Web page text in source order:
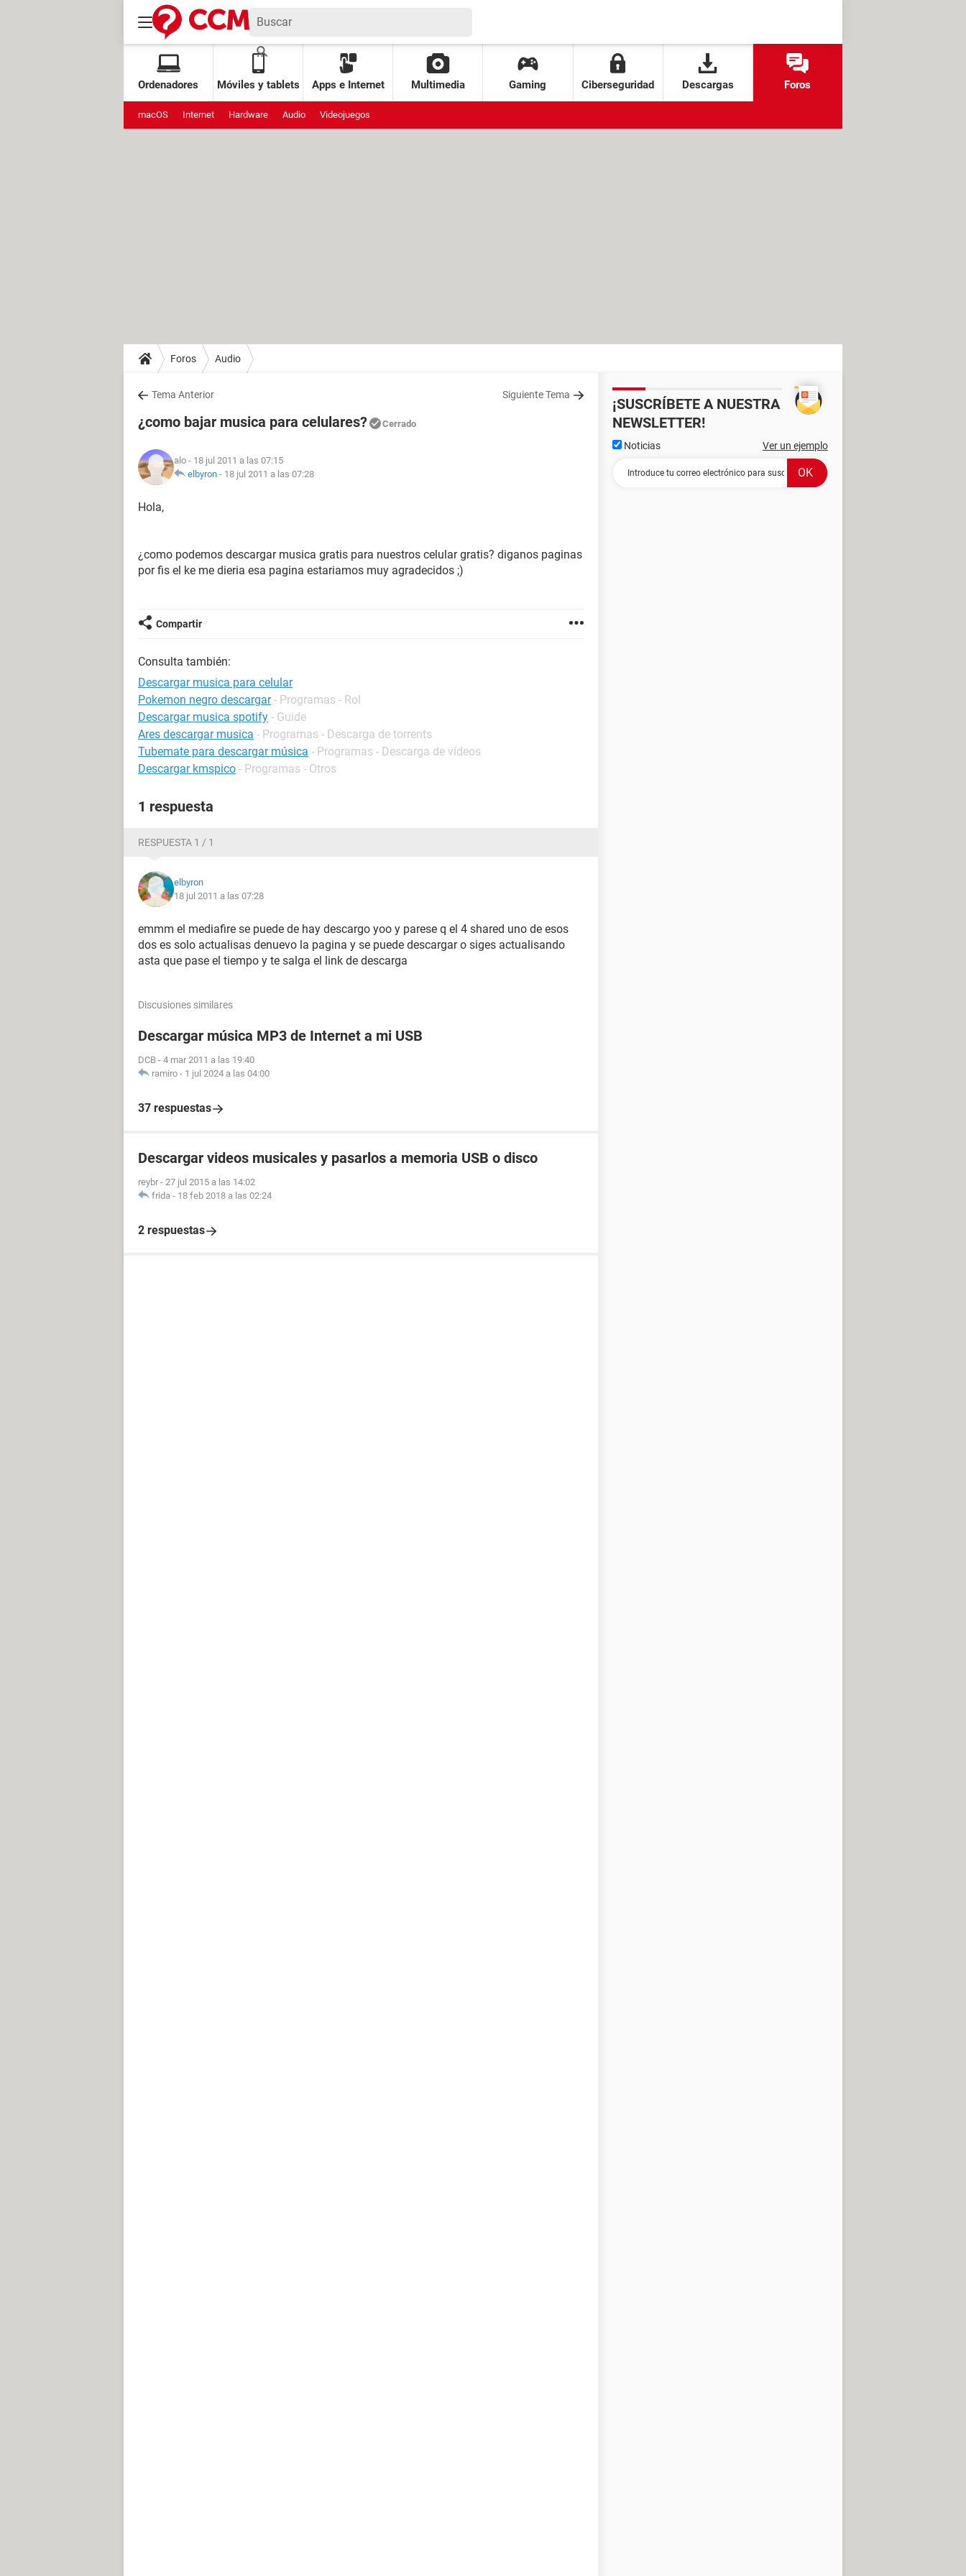
Ordenadores Móviles y tablets Apps e Internet Multimedia Gaming Ciberseguridad Descargas Foros
macOS Internet Hardware Audio Videojuegos
Foros Audio
Tema Anterior Siguiente Tema
¿como bajar musica para celulares? Cerrado
alo - 18 jul 2011 a las 07:15
elbyron - 18 jul 2011 a las 07:28
Hola,
¿como podemos descargar musica gratis para nuestros celular gratis? diganos paginas
por fis el ke me dieria esa pagina estariamos muy agradecidos ;)
Compartir
Consulta también:
Descargar musica para celular
Pokemon negro descargar - Programas - Rol
Descargar musica spotify - Guide
Ares descargar musica - Programas - Descarga de torrents
Tubemate para descargar música - Programas - Descarga de vídeos
Descargar kmspico - Programas - Otros
1 respuesta
RESPUESTA 1 / 1
elbyron
18 jul 2011 a las 07:28
emmm el mediafire se puede de hay descargo yoo y parese q el 4 shared uno de esos
dos es solo actualisas denuevo la pagina y se puede descargar o siges actualisando
asta que pase el tiempo y te salga el link de descarga
Discusiones similares
Descargar música MP3 de Internet a mi USB
DCB - 4 mar 2011 a las 19:40
ramiro - 1 jul 2024 a las 04:00
37 respuestas
Descargar videos musicales y pasarlos a memoria USB o disco
reybr - 27 jul 2015 a las 14:02
frida - 18 feb 2018 a las 02:24
2 respuestas
¡SUSCRÍBETE A NUESTRA
NEWSLETTER!
Noticias Ver un ejemplo